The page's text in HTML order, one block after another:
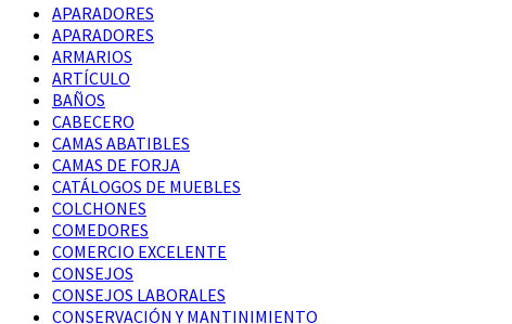
APARADORES
APARADORES
ARMARIOS
ARTÍCULO
BAÑOS
CABECERO
CAMAS ABATIBLES
CAMAS DE FORJA
CATÁLOGOS DE MUEBLES
COLCHONES
COMEDORES
COMERCIO EXCELENTE
CONSEJOS
CONSEJOS LABORALES
CONSERVACIÓN Y MANTINIMIENTO